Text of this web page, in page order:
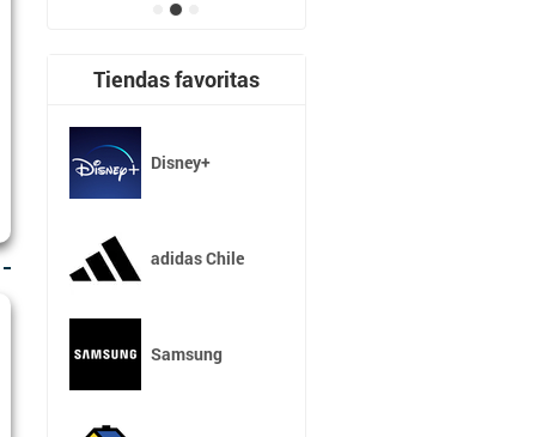
Tiendas favoritas
Disney+
adidas Chile
Samsung